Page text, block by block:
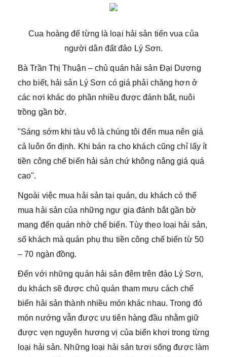
Cua hoàng đế từng là loại hải sản tiến vua của
người dân đất đảo Lý Sơn.
Bà Trần Thị Thuận – chủ quán hải sản Đại Dương
cho biết, hải sản Lý Sơn có giá phải chăng hơn ở
các nơi khác do phần nhiều được đánh bắt, nuôi
trồng gần bờ.
"Sáng sớm khi tàu vô là chúng tôi đến mua nên giá
cả luôn ổn định. Khi bán ra cho khách cũng chỉ lấy ít
tiền công chế biến hải sản chứ không nâng giá quá
cao".
Ngoài việc mua hải sản tại quán, du khách có thể
mua hải sản của những ngư gia đánh bắt gần bờ
mang đến quán nhờ chế biến. Tùy theo loại hải sản,
số khách mà quán phụ thu tiền công chế biến từ 50
– 70 ngàn đồng.
Đến với những quán hải sản đêm trên đảo Lý Sơn,
du khách sẽ được chủ quán tham mưu cách chế
biến hải sản thành nhiều món khác nhau. Trong đó
món nướng vẫn được ưu tiên hàng đầu nhằm giữ
được vẹn nguyên hương vị của biển khơi trong từng
loại hải sản. Những loại hải sản tươi sống được làm